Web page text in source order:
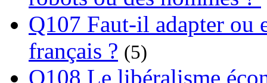
Q107 Faut-il adapter ou
français ? (5)
Q108 Le libéralisme